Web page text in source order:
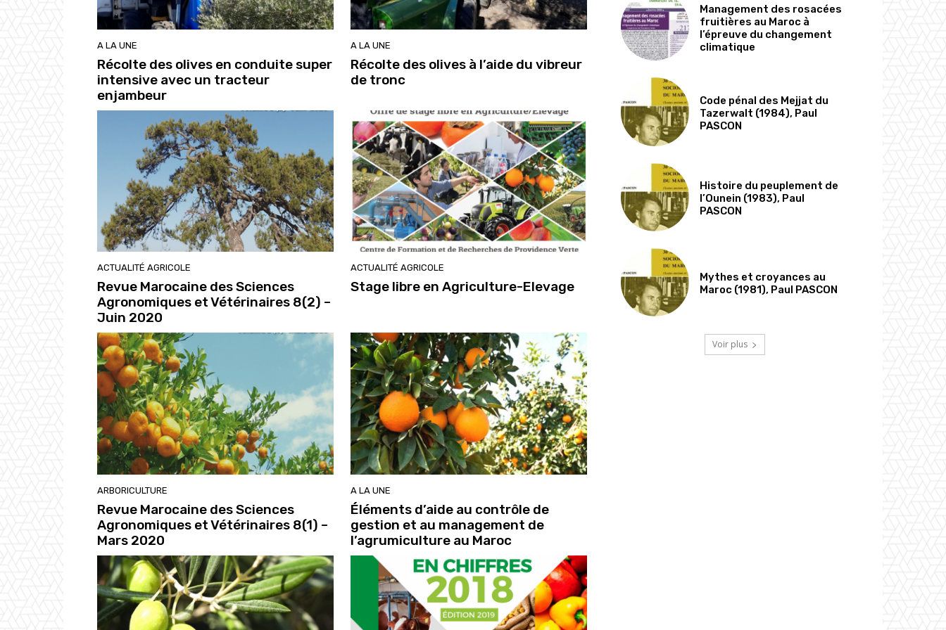
A LA UNE
Récolte des olives en conduite super
intensive avec un tracteur
enjambeur
A LA UNE
Récolte des olives à l’aide du vibreur
de tronc
ACTUALITÉ AGRICOLE
Revue Marocaine des Sciences
Agronomiques et Vétérinaires 8(2) –
Juin 2020
ACTUALITÉ AGRICOLE
Stage libre en Agriculture-Elevage
ARBORICULTURE
Revue Marocaine des Sciences
Agronomiques et Vétérinaires 8(1) –
Mars 2020
A LA UNE
Éléments d’aide au contrôle de
gestion et au management de
l’agrumiculture au Maroc
Management des rosacées
fruitières au Maroc à
l’épreuve du changement
climatique
Code pénal des Mejjat du
Tazerwalt (1984), Paul
PASCON
Histoire du peuplement de
l’Ounein (1983), Paul
PASCON
Mythes et croyances au
Maroc (1981), Paul PASCON
Voir plus